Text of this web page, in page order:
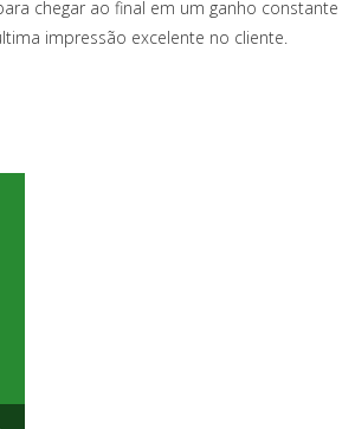
chegar ao final em um ganho constante
impressão excelente no cliente.